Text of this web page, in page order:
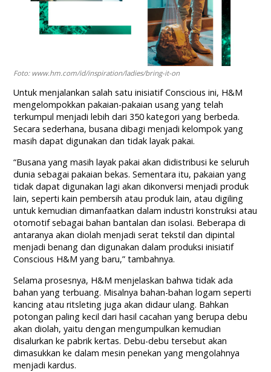
Foto: www.hm.com/id/inspiration/ladies/bring-it-on
Untuk menjalankan salah satu inisiatif Conscious ini, H&M
mengelompokkan pakaian-pakaian usang yang telah
terkumpul menjadi lebih dari 350 kategori yang berbeda.
Secara sederhana, busana dibagi menjadi kelompok yang
masih dapat digunakan dan tidak layak pakai.
“Busana yang masih layak pakai akan didistribusi ke seluruh
dunia sebagai pakaian bekas. Sementara itu, pakaian yang
tidak dapat digunakan lagi akan dikonversi menjadi produk
lain, seperti kain pembersih atau produk lain, atau digiling
untuk kemudian dimanfaatkan dalam industri konstruksi atau
otomotif sebagai bahan bantalan dan isolasi. Beberapa di
antaranya akan diolah menjadi serat tekstil dan dipintal
menjadi benang dan digunakan dalam produksi inisiatif
Conscious H&M yang baru,” tambahnya.
Selama prosesnya, H&M menjelaskan bahwa tidak ada
bahan yang terbuang. Misalnya bahan-bahan logam seperti
kancing atau ritsleting juga akan didaur ulang. Bahkan
potongan paling kecil dari hasil cacahan yang berupa debu
akan diolah, yaitu dengan mengumpulkan kemudian
disalurkan ke pabrik kertas. Debu-debu tersebut akan
dimasukkan ke dalam mesin penekan yang mengolahnya
menjadi kardus.